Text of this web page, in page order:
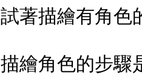
試著描繪有角色
描繪角色的步驟